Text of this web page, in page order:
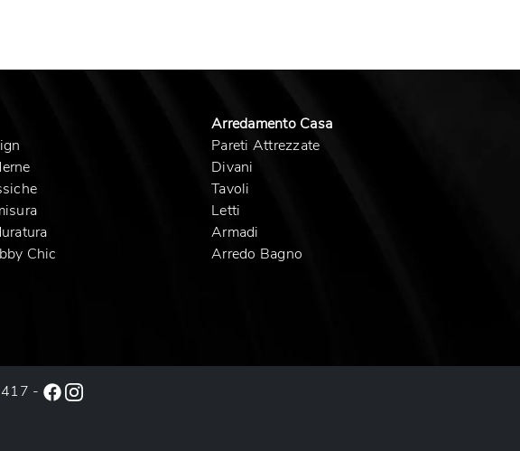
Chic
Arredamento Casa
Pareti Attrezzate
Divani
Tavoli
Letti
Armadi
Arredo Bagno
-